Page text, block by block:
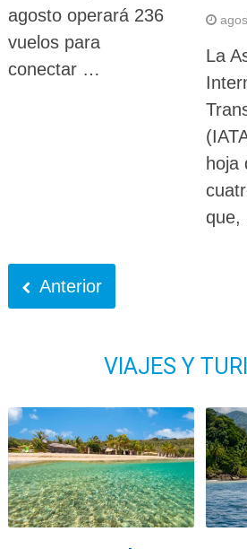
agosto operará 236
vuelos para
conectar …
La
hoja
Anterior
VIAJES Y